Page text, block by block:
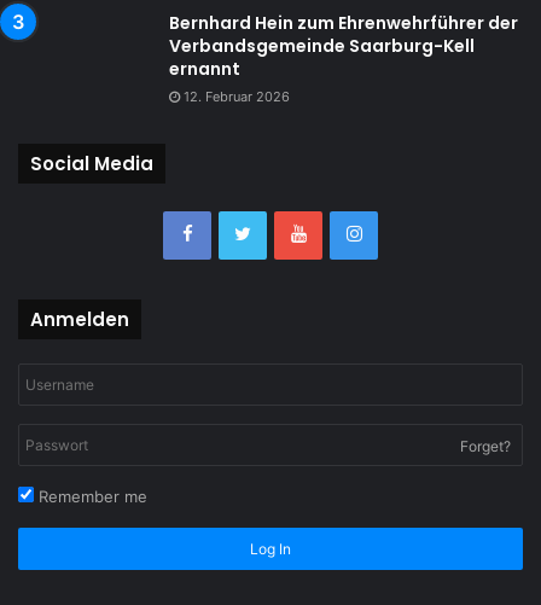
Bernhard Hein zum Ehrenwehrführer der
Verbandsgemeinde Saarburg-Kell
ernannt
12. Februar 2026
Social Media
Anmelden
Forget?
Remember me
Log In